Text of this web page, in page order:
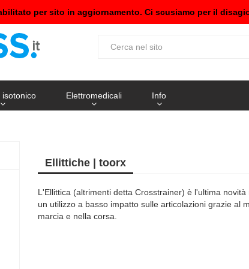
per sito in aggiornamento. Ci scusiamo per il
isotonico Elettromedicali Info
Ellittiche | toorx
L'Ellittica (altrimenti detta Crosstrainer) è l'ultima
un utilizzo a basso impatto sulle articolazioni grazie al
marcia e nella corsa.